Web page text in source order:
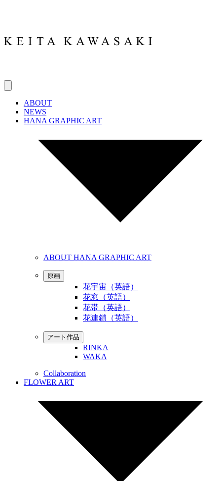
ABOUT
NEWS
HANA GRAPHIC ART
ABOUT HANA GRAPHIC ART
原画
花宇宙（英語）
花窓（英語）
花帯（英語）
花連鎖（英語）
アート作品
RINKA
WAKA
Collaboration
FLOWER ART